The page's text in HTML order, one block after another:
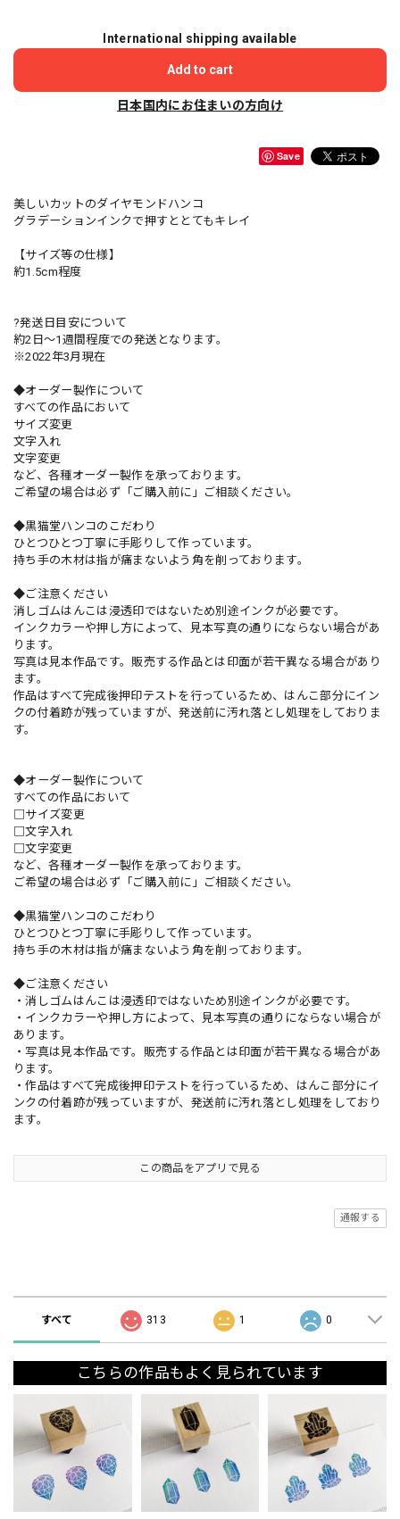
International shipping available
Add to cart
日本国内にお住まいの方向け
Save
美しいカットのダイヤモンドハンコ
グラデーションインクで押すととてもキレイ
【サイズ等の仕様】
約1.5cm程度
?発送日目安について
約2日〜1週間程度での発送となります。
※2022年3月現在
◆オーダー製作について
すべての作品において
サイズ変更
文字入れ
文字変更
など、各種オーダー製作を承っております。
ご希望の場合は必ず「ご購入前に」ご相談ください。
◆黒猫堂ハンコのこだわり
ひとつひとつ丁寧に手彫りして作っています。
持ち手の木材は指が痛まないよう角を削っております。
◆ご注意ください
消しゴムはんこは浸透印ではないため別途インクが必要です。
インクカラーや押し方によって、見本写真の通りにならない場合があ
ります。
写真は見本作品です。販売する作品とは印面が若干異なる場合があり
ます。
作品はすべて完成後押印テストを行っているため、はんこ部分にイン
クの付着跡が残っていますが、発送前に汚れ落とし処理をしておりま
す。
◆オーダー製作について
すべての作品において
□サイズ変更
□文字入れ
□文字変更
など、各種オーダー製作を承っております。
ご希望の場合は必ず「ご購入前に」ご相談ください。
◆黒猫堂ハンコのこだわり
ひとつひとつ丁寧に手彫りして作っています。
持ち手の木材は指が痛まないよう角を削っております。
◆ご注意ください
・消しゴムはんこは浸透印ではないため別途インクが必要です。
・インクカラーや押し方によって、見本写真の通りにならない場合が
あります。
・写真は見本作品です。販売する作品とは印面が若干異なる場合があ
ります。
・作品はすべて完成後押印テストを行っているため、はんこ部分にイ
ンクの付着跡が残っていますが、発送前に汚れ落とし処理をしており
ます。
この商品をアプリで見る
通報する
すべて 313 1 0
こちらの作品もよく見られています